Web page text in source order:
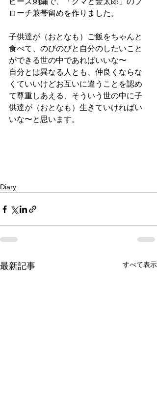
ローチ兼帯留めを作りました。
子供達が（おとなも）ご飯をちゃんと
食べて、のびのびと自分のしたいこと
ができる世の中であればいいな〜
自分とは異なる人とも、仲良くならな
くていいけどお互いに違うことを認め
て尊重しあえる、そういう世の中に子
供達が（おとなも）生きていければい
いな〜と思います。
Diary
最新記事 すべて表示